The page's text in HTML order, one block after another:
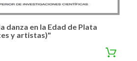
danza en la Edad de Plata
y artistas)"